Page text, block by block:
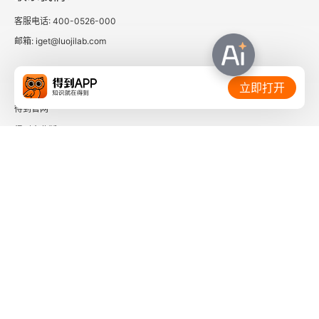
附录 《精益创业实战（第2版）》译者序
客服电话: 400-0526-000
邮箱: iget@luojilab.com
相关链接：
得到官网
立即打开